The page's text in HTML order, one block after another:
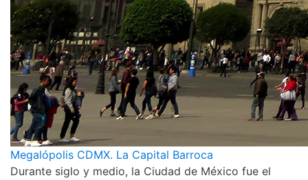
Megalópolis CDMX. La Capital Barroca
Durante siglo y medio, la Ciudad de México fue el